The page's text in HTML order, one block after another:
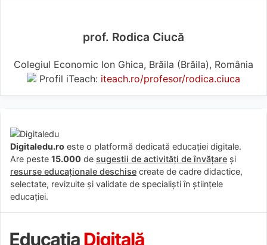
prof. Rodica Ciucă
Colegiul Economic Ion Ghica, Brăila (Brăila), România
Profil iTeach: iteach.ro/profesor/rodica.ciuca
Digitaledu.ro este o platformă dedicată educației digitale.
Are peste 15.000 de sugestii de activități de învățare și
resurse educaționale deschise create de cadre didactice,
selectate, revizuite și validate de specialiști în științele
educației.